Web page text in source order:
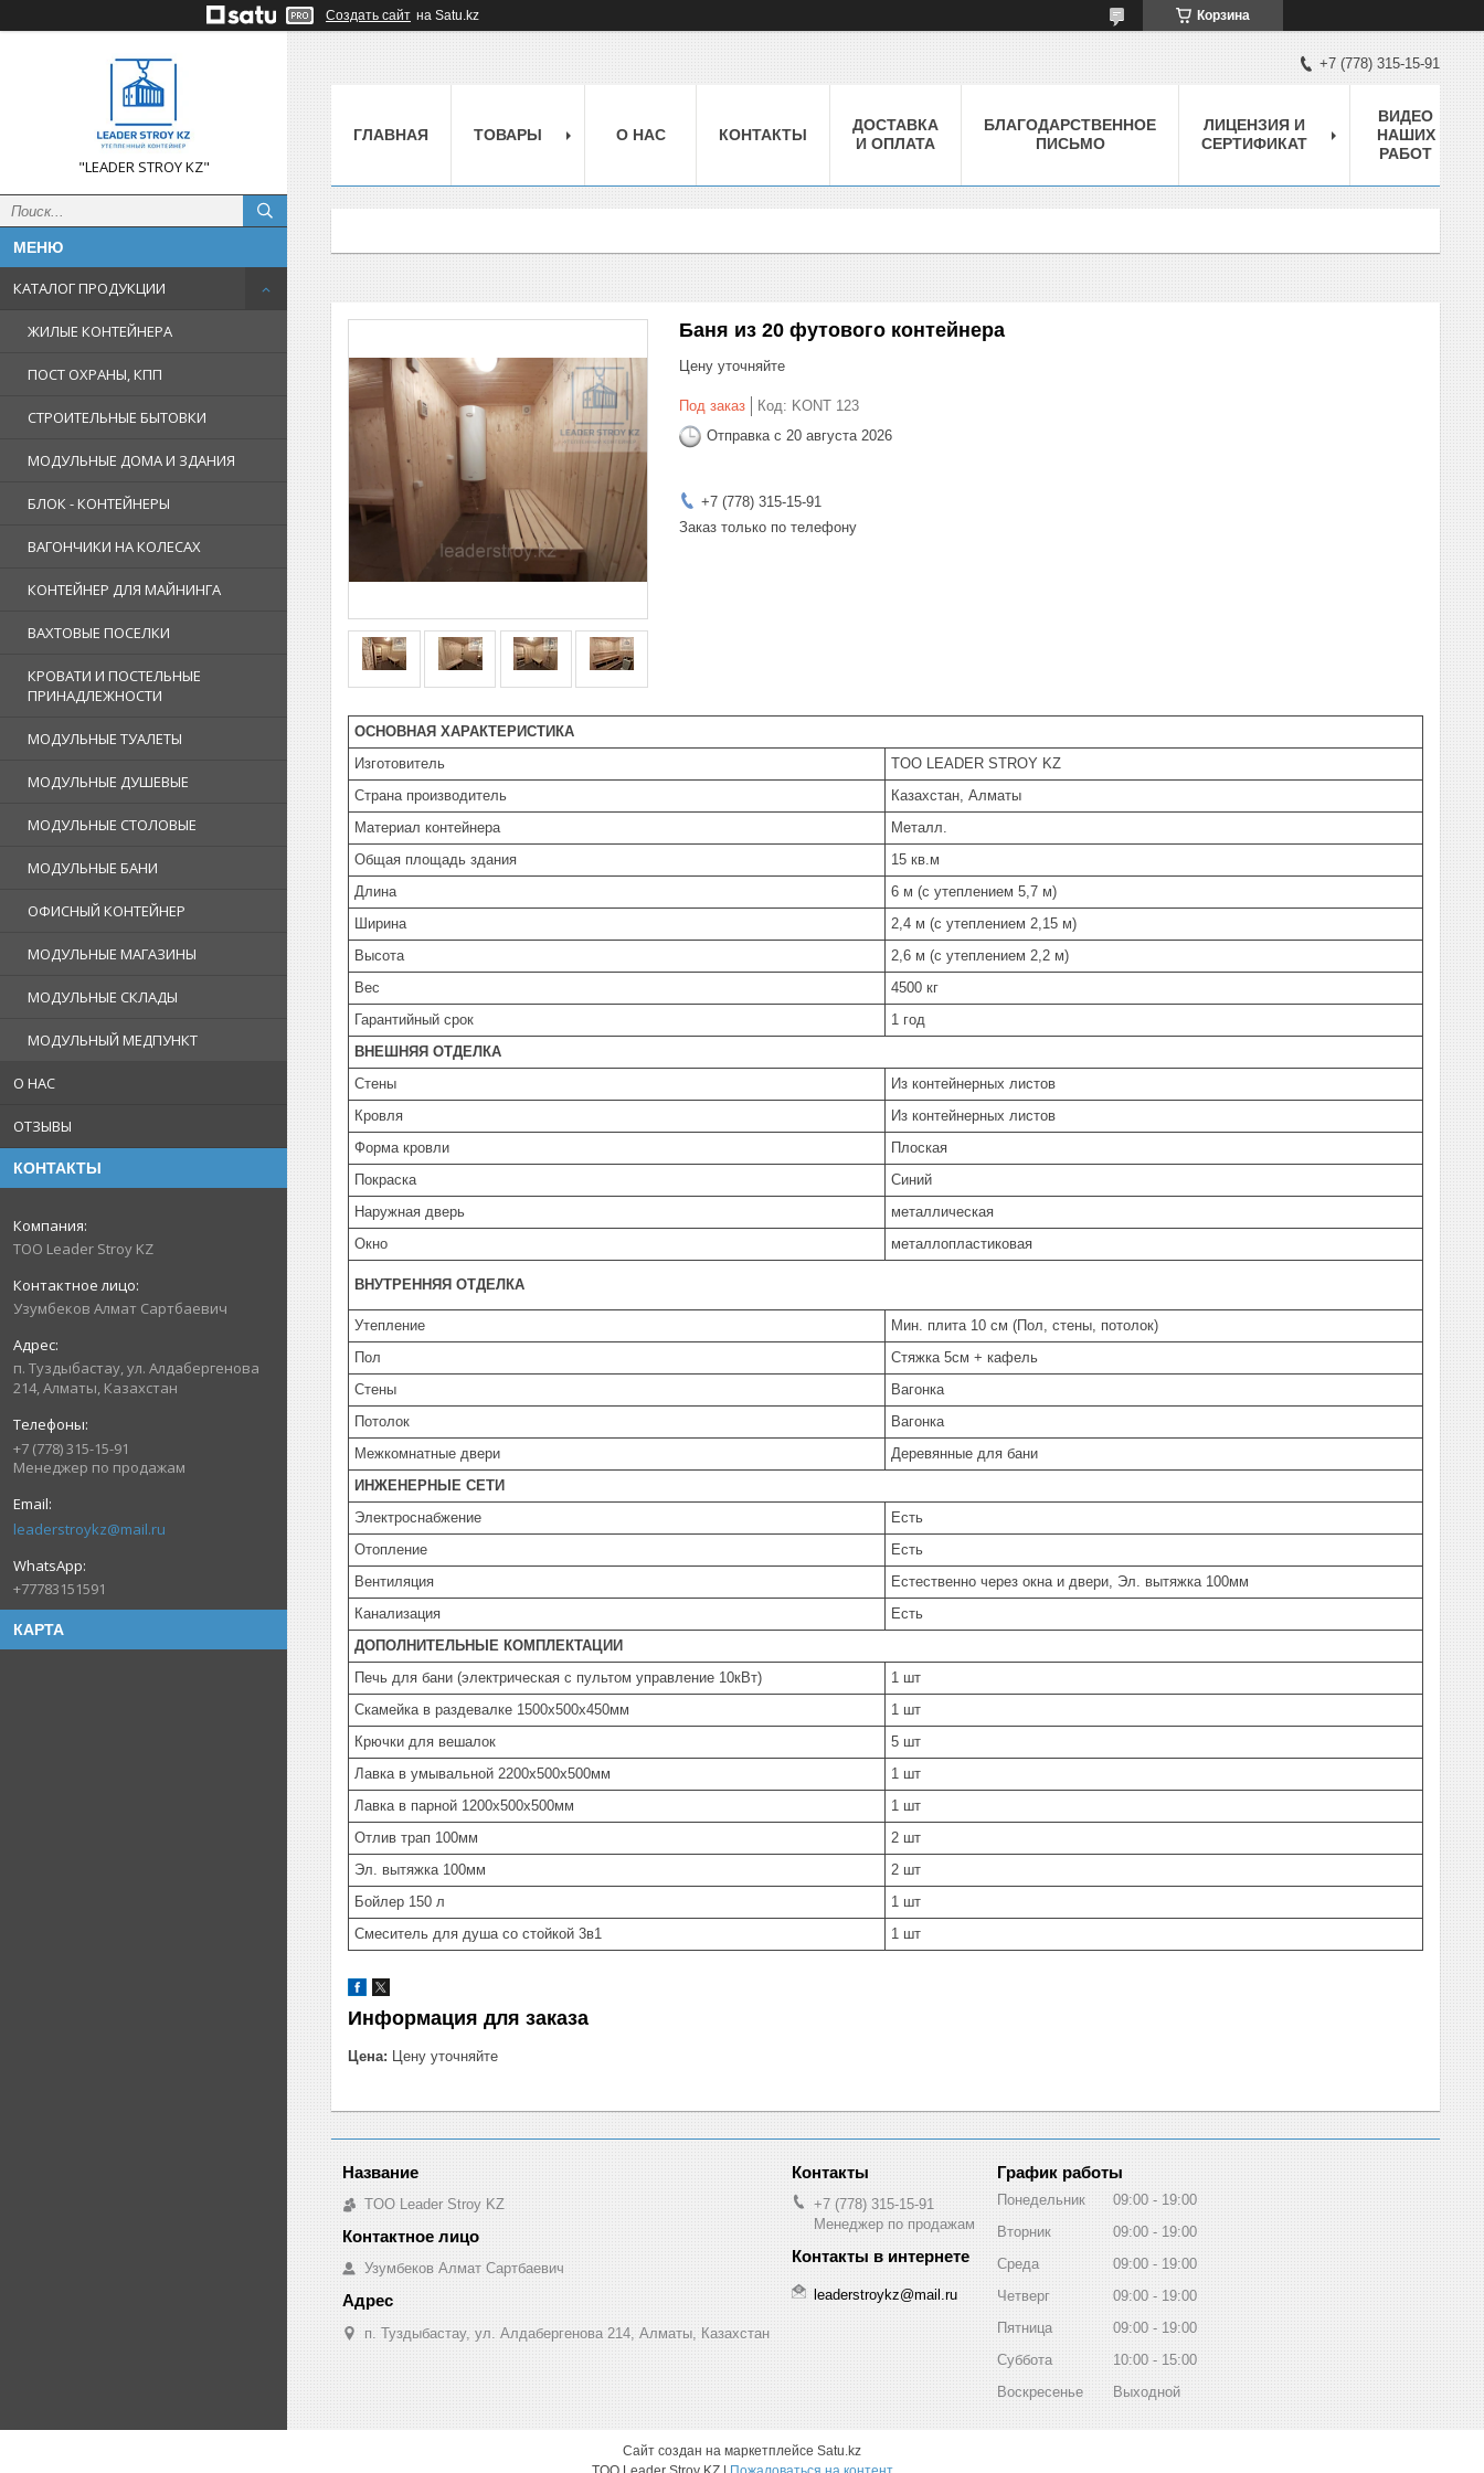
Создать сайт на Satu.kz Корзина
"LEADER STROY KZ"
КАТАЛОГ ПРОДУКЦИИ
ЖИЛЫЕ КОНТЕЙНЕРА
ПОСТ ОХРАНЫ, КПП
СТРОИТЕЛЬНЫЕ БЫТОВКИ
МОДУЛЬНЫЕ ДОМА И ЗДАНИЯ
БЛОК - КОНТЕЙНЕРЫ
ВАГОНЧИКИ НА КОЛЕСАХ
КОНТЕЙНЕР ДЛЯ МАЙНИНГА
ВАХТОВЫЕ ПОСЕЛКИ
КРОВАТИ И ПОСТЕЛЬНЫЕ
ПРИНАДЛЕЖНОСТИ
МОДУЛЬНЫЕ ТУАЛЕТЫ
МОДУЛЬНЫЕ ДУШЕВЫЕ
МОДУЛЬНЫЕ СТОЛОВЫЕ
МОДУЛЬНЫЕ БАНИ
ОФИСНЫЙ КОНТЕЙНЕР
МОДУЛЬНЫЕ МАГАЗИНЫ
МОДУЛЬНЫЕ СКЛАДЫ
МОДУЛЬНЫЙ МЕДПУНКТ
О НАС
ОТЗЫВЫ
КОНТАКТЫ
TOO Leader Stroy KZ
Узумбеков Алмат Сартбаевич
п. Туздыбастау, ул. Алдабергенова
214, Алматы, Казахстан
+7 (778) 315-15-91
Менеджер по продажам
leaderstroykz@mail.ru
+77783151591
КАРТА
+7 (778) 315-15-91
ГЛАВНАЯ ТОВАРЫ О НАС КОНТАКТЫ
ДОСТАВКА
И ОПЛАТА
БЛАГОДАРСТВЕННОЕ
ПИСЬМО
ЛИЦЕНЗИЯ И
СЕРТИФИКАТ
ВИДЕО
НАШИХ
РАБОТ
Баня из 20 футового контейнера
Цену уточняйте
Под заказ Код: KONT 123
Отправка с 20 августа 2026
+7 (778) 315-15-91
Заказ только по телефону
ОСНОВНАЯ ХАРАКТЕРИСТИКА
Изготовитель
TOO LEADER STROY KZ
Страна производитель
Казахстан, Алматы
Материал контейнера
Металл.
Общая площадь здания
15 кв.м
Длина
6 м (с утеплением 5,7 м)
Ширина
2,4 м (с утеплением 2,15 м)
Высота
2,6 м (с утеплением 2,2 м)
Вес
4500 кг
Гарантийный срок
1 год
ВНЕШНЯЯ ОТДЕЛКА
Стены
Из контейнерных листов
Кровля
Из контейнерных листов
Форма кровли
Плоская
Покраска
Синий
Наружная дверь
металлическая
Окно
металлопластиковая
ВНУТРЕННЯЯ ОТДЕЛКА
Утепление
Мин. плита 10 см (Пол, стены, потолок)
Пол
Стяжка 5см + кафель
Стены
Вагонка
Потолок
Вагонка
Межкомнатные двери
Деревянные для бани
ИНЖЕНЕРНЫЕ СЕТИ
Электроснабжение
Есть
Отопление
Есть
Вентиляция
Естественно через окна и двери, Эл. вытяжка 100мм
Канализация
Есть
ДОПОЛНИТЕЛЬНЫЕ КОМПЛЕКТАЦИИ
Печь для бани (электрическая с пультом управление 10кВт)
1 шт
Скамейка в раздевалке 1500х500х450мм
1 шт
Крючки для вешалок
5 шт
Лавка в умывальной 2200х500х500мм
1 шт
Лавка в парной 1200х500х500мм
1 шт
Отлив трап 100мм
2 шт
Эл. вытяжка 100мм
2 шт
Бойлер 150 л
1 шт
Смеситель для душа со стойкой 3в1
1 шт
Информация для заказа
Цена: Цену уточняйте
TOO Leader Stroy KZ
Узумбеков Алмат Сартбаевич
п. Туздыбастау, ул. Алдабергенова 214, Алматы, Казахстан
+7 (778) 315-15-91
Менеджер по продажам
leaderstroykz@mail.ru
График работы
Понедельник 09:00
19:00
Вторник
09:00
19:00
Среда
09:00
19:00
Четверг
09:00
19:00
Пятница
09:00
19:00
Суббота
10:00
15:00
Воскресенье
Выходной
Сайт создан на маркетплейсе Satu.kz